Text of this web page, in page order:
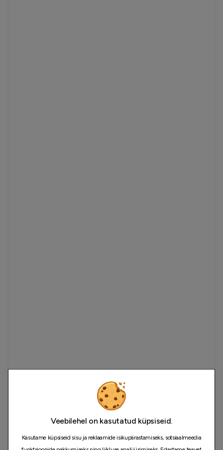
Veebilehel on kasutatud küpsiseid.
Kasutame küpsiseid sisu ja reklaamide isikupärastamiseks, sotsiaalmeedia